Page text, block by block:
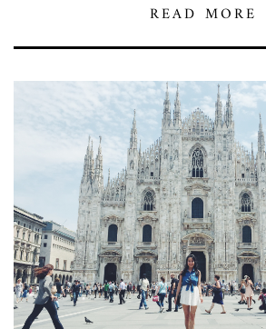
READ MORE